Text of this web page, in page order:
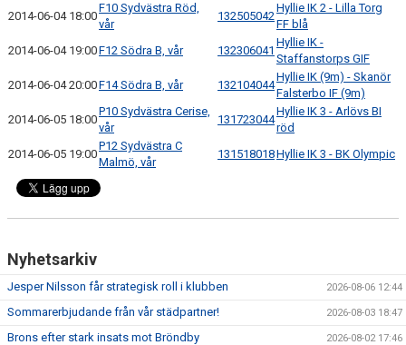
2014-06-04 18:00
F10 Sydvästra Röd,
vår
132505042
Hyllie IK 2 - Lilla Torg
FF blå
2014-06-04 19:00F12 Södra B, vår 132306041
Hyllie IK -
Staffanstorps GIF
2014-06-04 20:00F14 Södra B, vår 132104044
Hyllie IK (9m) - Skanör
Falsterbo IF (9m)
2014-06-05 18:00
P10 Sydvästra Cerise,
vår
131723044
Hyllie IK 3 - Arlövs BI
röd
2014-06-05 19:00
P12 Sydvästra C
Malmö, vår
131518018Hyllie IK 3 - BK Olympic
Nyhetsarkiv
Jesper Nilsson får strategisk roll i klubben 2026-08-06 12:44
Sommarerbjudande från vår städpartner! 2026-08-03 18:47
Brons efter stark insats mot Bröndby 2026-08-02 17:46